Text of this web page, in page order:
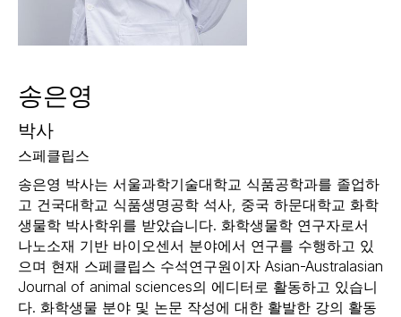
송은영
박사
스페클립스
송은영 박사는 서울과학기술대학교 식품공학과를 졸업하
고 건국대학교 식품생명공학 석사, 중국 하문대학교 화학
생물학 박사학위를 받았습니다. 화학생물학 연구자로서
나노소재 기반 바이오센서 분야에서 연구를 수행하고 있
으며 현재 스페클립스 수석연구원이자 Asian-Australasian
Journal of animal sciences의 에디터로 활동하고 있습니
다. 화학생물 분야 및 논문 작성에 대한 활발한 강의 활동